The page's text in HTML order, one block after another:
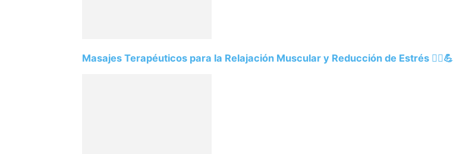
Masajes Terapéuticos para la Relajación Muscular y Reducción de Estrés 💆‍♀️💪